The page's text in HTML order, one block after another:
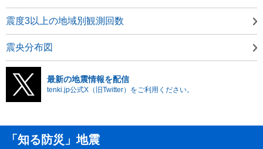
震度3以上の地域別観測回数
震央分布図
最新の地震情報を配信
tenki.jp公式X（旧Twitter）をご利用ください。
「知る防災」地震